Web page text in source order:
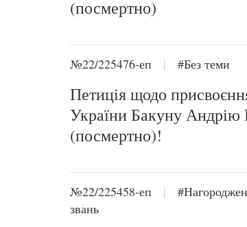
(посмертно)
№22/225476-еп | #Без теми
Петиція щодо
України Бакуну Андрію
(посмертно)!
№22/225458-еп |
звань